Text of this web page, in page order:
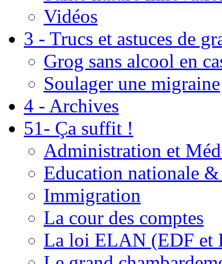
Vidéos
3 - Trucs et astuces de
Grog sans alcool en
Soulager une migraine
4 - Archives
51- Ça suffit !
Administration et
Education nationale
Immigration
La cour des comptes
La loi ELAN (EDF et